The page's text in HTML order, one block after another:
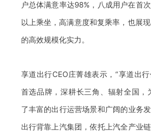
户总体满意率达98%，八成用户在首
以上乘坐，高满意度和复乘率，也展
的高效规模化实力。
享道出行CEO庄菁雄表示，“享道出
首选品牌，深耕长三角、辐射全国，
了丰富的出行运营场景和广阔的业务
出行背靠上汽集团，依托上汽全产业